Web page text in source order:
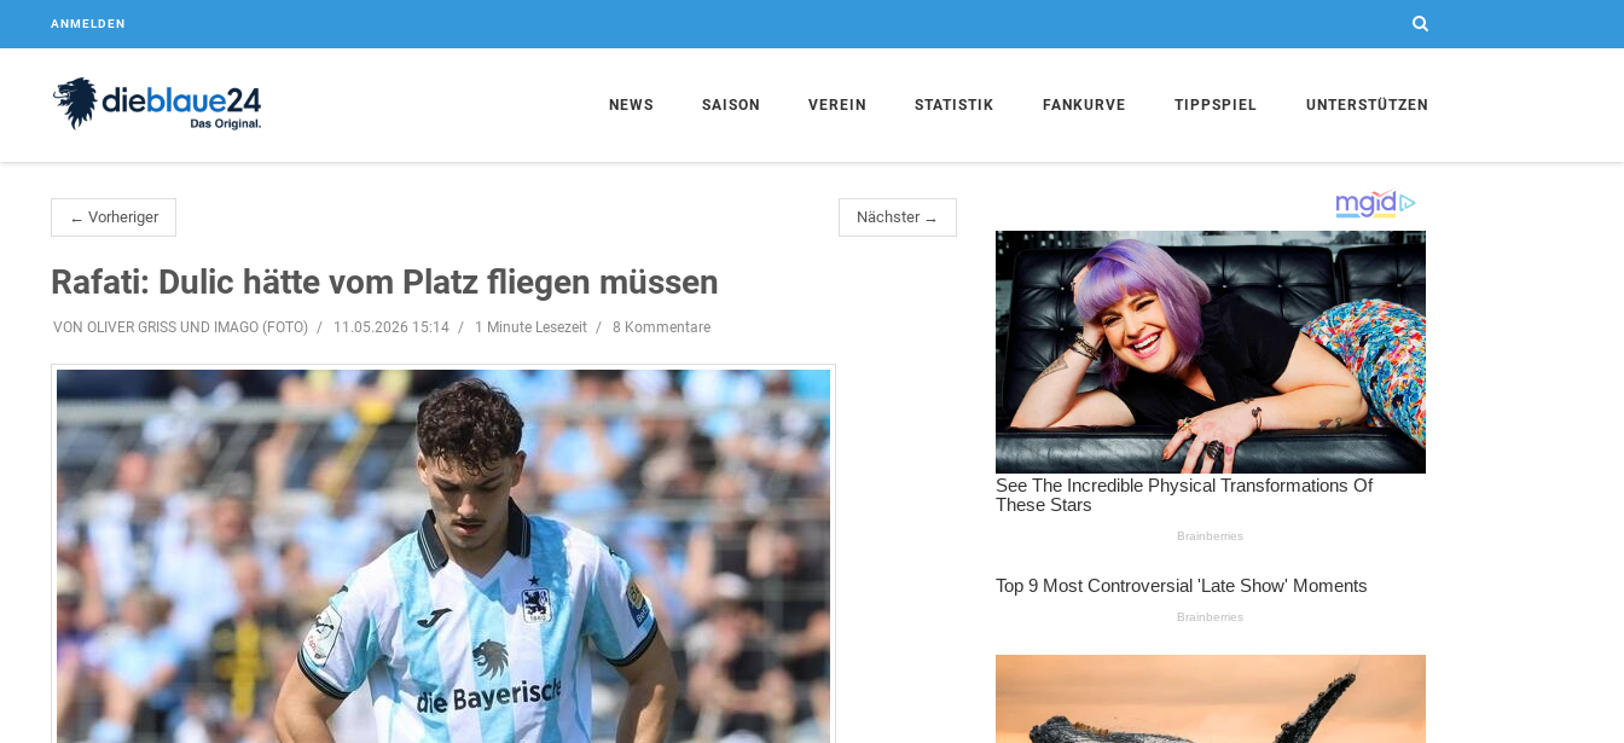
ANMELDEN
NEWS SAISON VEREIN STATISTIK FANKURVE TIPPSPIEL UNTERSTÜTZEN
← Vorheriger Nächster →
Rafati: Dulic hätte vom Platz fliegen müssen
VON OLIVER GRISS UND IMAGO (FOTO) 11.05.2026 15:14 1 Minute Lesezeit 8 Kommentare